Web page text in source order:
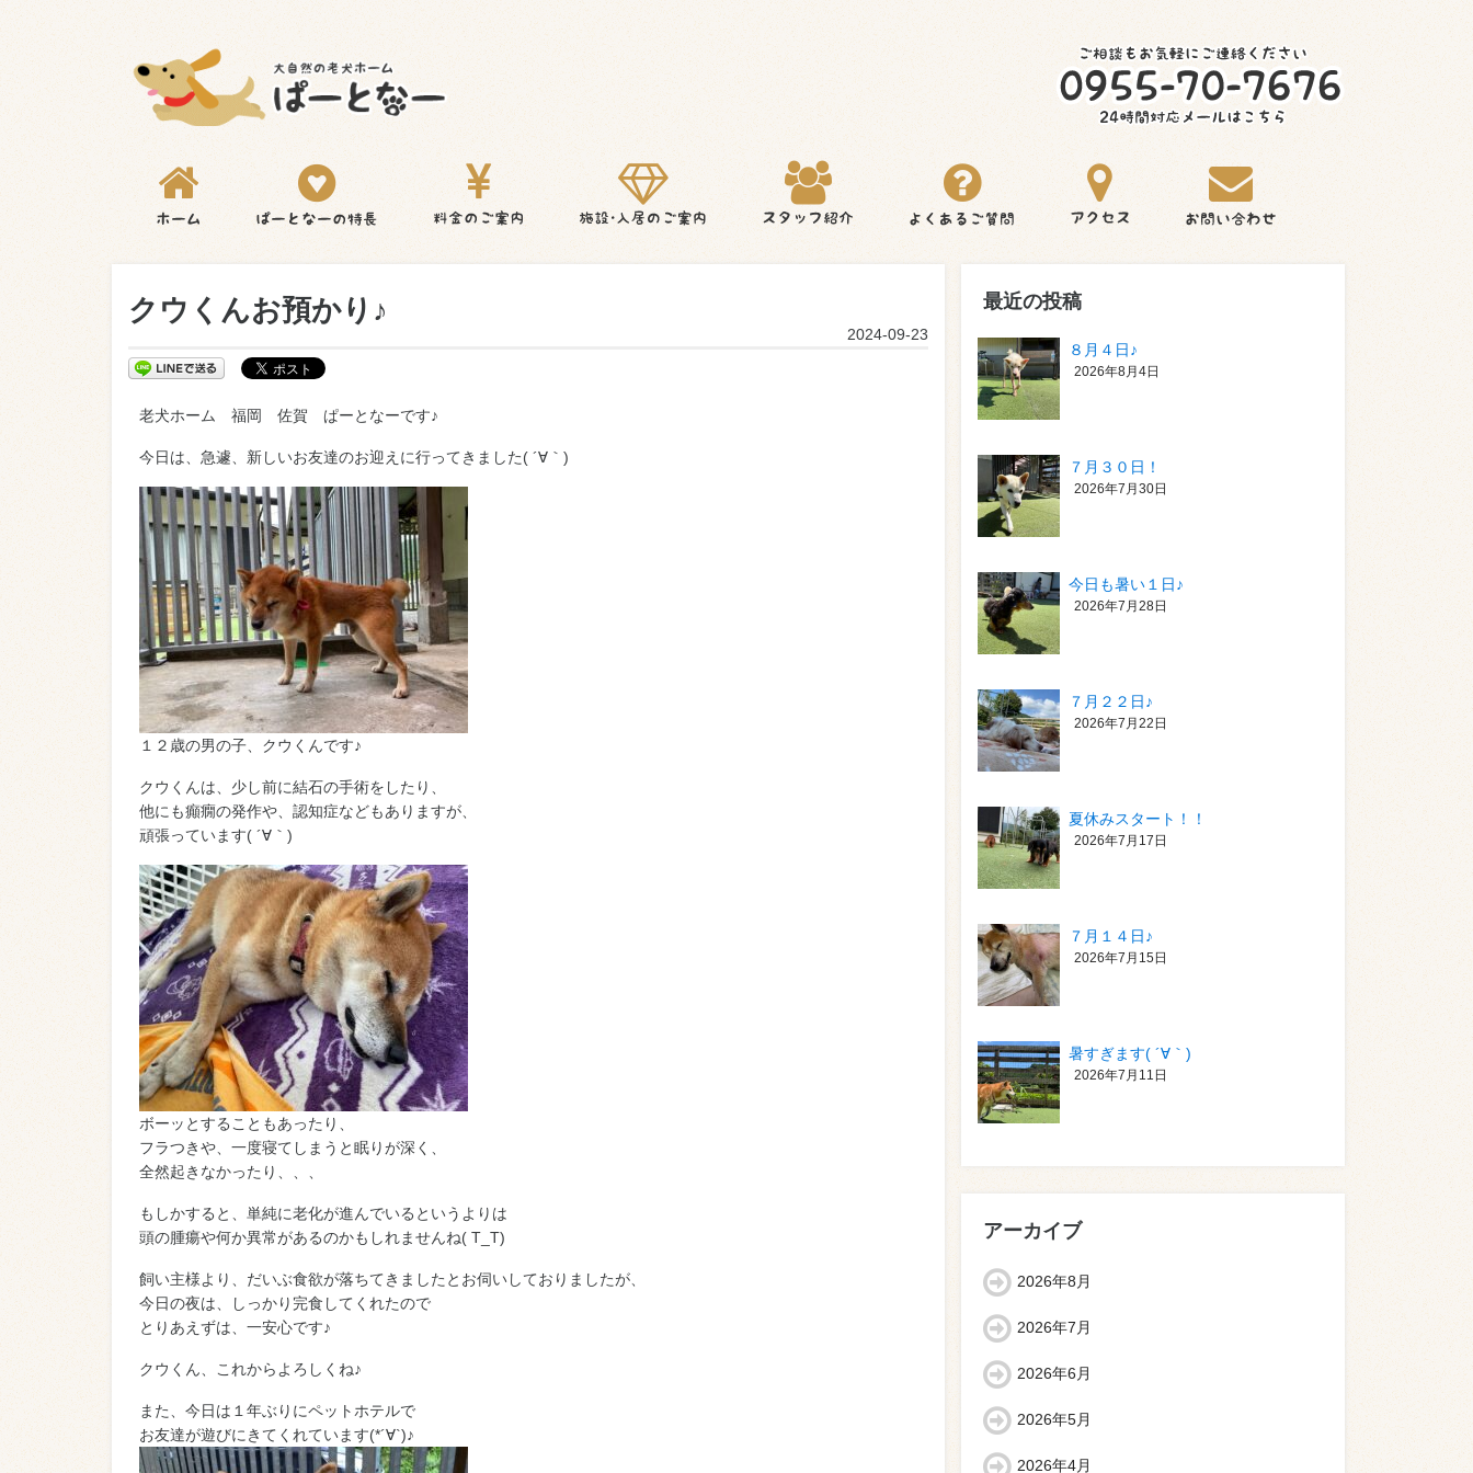
クウくんお預かり♪
2024-09-23
老犬ホーム 福岡 佐賀 ぱーとなーです♪
今日は、急遽、新しいお友達のお迎えに行ってきました( ´∀｀)
１２歳の男の子、クウくんです♪
クウくんは、少し前に結石の手術をしたり、
他にも癲癇の発作や、認知症などもありますが、
頑張っています( ´∀｀)
ボーッとすることもあったり、
フラつきや、一度寝てしまうと眠りが深く、
全然起きなかったり、、、
もしかすると、単純に老化が進んでいるというよりは
頭の腫瘍や何か異常があるのかもしれませんね( T_T)
飼い主様より、だいぶ食欲が落ちてきましたとお伺いしておりましたが、
今日の夜は、しっかり完食してくれたので
とりあえずは、一安心です♪
クウくん、これからよろしくね♪
また、今日は１年ぶりにペットホテルで
お友達が遊びにきてくれています(*´∀`)♪
最近の投稿
８月４日♪
2026年8月4日
７月３０日！
2026年7月30日
今日も暑い１日♪
2026年7月28日
７月２２日♪
2026年7月22日
夏休みスタート！！
2026年7月17日
７月１４日♪
2026年7月15日
暑すぎます( ´∀｀)
2026年7月11日
アーカイブ
2026年8月
2026年7月
2026年6月
2026年5月
2026年4月